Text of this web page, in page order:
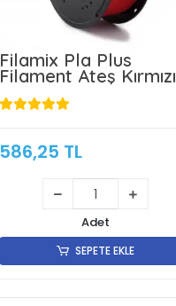
Filamix Pla Plus
Filament Ateş Kırmızı
1.75mm 1kg
586,25 TL
Adet
SEPETE EKLE